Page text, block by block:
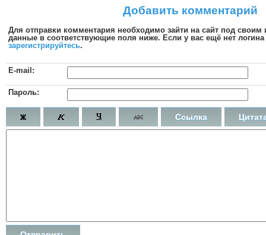
Добавить комментарий
Для отправки комментария необходимо зайти на сайт под
данные в соответствующие поля ниже. Если у вас ещё нет
зарегистрируйтесь.
E-mail:
Пароль:
Ссылка